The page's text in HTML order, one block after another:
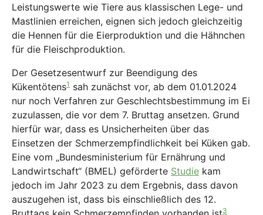
Leistungswerte wie Tiere aus klassischen Lege- und
Mastlinien erreichen, eignen sich jedoch gleichzeitig
die Hennen für die Eierproduktion und die Hähnchen
für die Fleischproduktion.
Der Gesetzesentwurf zur Beendigung des
Kükentötens1 sah zunächst vor, ab dem 01.01.2024
nur noch Verfahren zur Geschlechtsbestimmung im Ei
zuzulassen, die vor dem 7. Bruttag ansetzen. Grund
hierfür war, dass es Unsicherheiten über das
Einsetzen der Schmerzempfindlichkeit bei Küken gab.
Eine vom „Bundesministerium für Ernährung und
Landwirtschaft“ (BMEL) geförderte Studie kam
jedoch im Jahr 2023 zu dem Ergebnis, dass davon
auszugehen ist, dass bis einschließlich des 12.
3